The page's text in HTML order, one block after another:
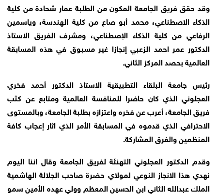
وقد حقق فريق الجامعة المكون من الطلبة عمار شحادة من كلية
الذكاء الاصطناعي، محمد أبو صاع من كلية الهندسة، وياسمين
الرفاعي من كلية الذكاء الإصطناعي، ومشرف الفريق الاستاذ
الدكتور عمر احمد الزعبي إنجازا غير مسبوق في هذه المسابقة
العالمية بحصد المركز الثاني.
رئيس جامعة البلقاء التطبيقية الاستاذ الدكتور أحمد فخري
العجلوني الذي كان حاضرا للمنافسة العالمية ومتابع عن كثب
فريق الجامعة، أعرب عن فخره واعتزازه بطلبة الجامعة، وبالمستوى
الاحترافي الذي قدموه في المسابقة الأمر الذي اثار إعجاب كافة
المنظمين والفرق المشاركة.
وقدم الدكتور العجلوني التهنئة لفريق الجامعة وقال اننا اليوم
نهدي هذا الانجاز النوعي لمولاي حضرة صاحب الجلالة الهاشمية
الملك عبدالله الثاني ابن الحسين المعظم وولي عهده الأمين سمو